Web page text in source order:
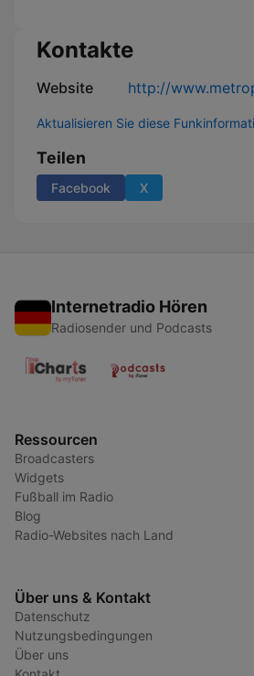
Kontakte
Website http://
Aktualisieren Sie diese
Teilen
Facebook X
Internetradio Hören
Radiosender und Podcasts
Ressourcen
Broadcasters
Widgets
Fußball im Radio
Blog
Radio-Websites nach Land
Über uns & Kontakt
Datenschutz
Nutzungsbedingungen
Über uns